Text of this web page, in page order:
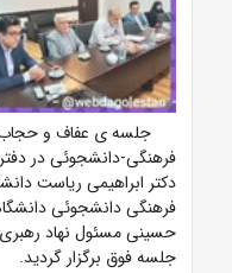
جلسه ی عفاف و حجاب
فرهنگی-دانشجوئی در
دکتر ابراهیمی ریاست
فرهنگی دانشجوئی
حسینی مسئول نهاد
جلسه فوق برگزار گردید.